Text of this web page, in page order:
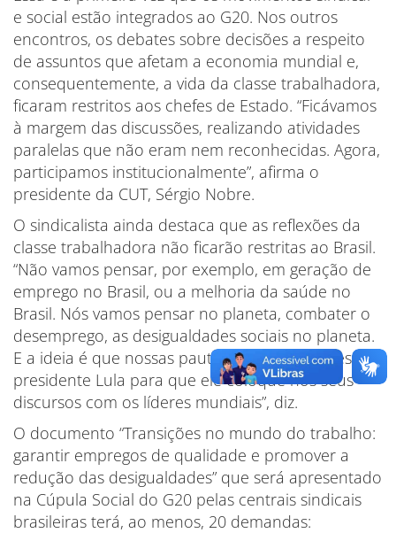
e social estão integrados ao G20. Nos outros
encontros, os debates sobre decisões a respeito
de assuntos que afetam a economia mundial e,
consequentemente, a vida da classe trabalhadora,
ficaram restritos aos chefes de Estado. “Ficávamos
à margem das discussões, realizando atividades
paralelas que não eram nem reconhecidas. Agora,
participamos institucionalmente”, afirma o
presidente da CUT, Sérgio Nobre.
O sindicalista ainda destaca que as reflexões da
classe trabalhadora não ficarão restritas ao Brasil.
“Não vamos pensar, por exemplo, em geração de
emprego no Brasil, ou a melhoria da saúde no
Brasil. Nós vamos pensar no planeta, combater o
desemprego, as desigualdades sociais no planeta.
E a ideia é que nossas pautas sejam entregues ao
presidente Lula para que ele coloque nos seus
discursos com os líderes mundiais”, diz.
O documento “Transições no mundo do trabalho:
garantir empregos de qualidade e promover a
redução das desigualdades” que será apresentado
na Cúpula Social do G20 pelas centrais sindicais
brasileiras terá, ao menos, 20 demandas: